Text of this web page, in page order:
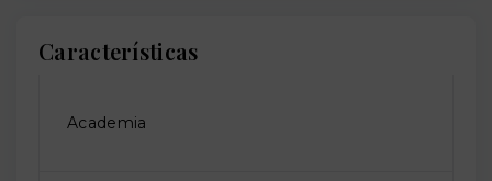
Características
Academia